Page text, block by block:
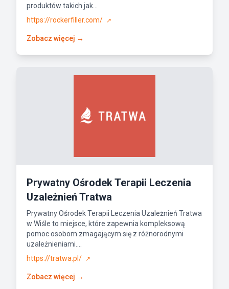
produktów takich jak...
https://rockerfiller.com/
↗
Zobacz więcej →
Prywatny Ośrodek Terapii Leczenia
Uzależnień Tratwa
Prywatny Ośrodek Terapii Leczenia Uzależnień Tratwa
w Wiśle to miejsce, które zapewnia kompleksową
pomoc osobom zmagającym się z różnorodnymi
uzależnieniami....
https://tratwa.pl/
↗
Zobacz więcej →